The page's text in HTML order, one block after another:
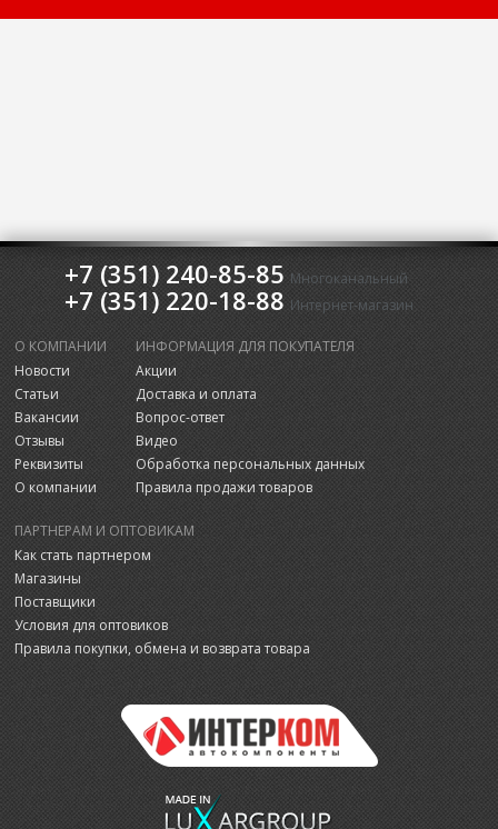
+7 (351) 240-85-85 Многоканальный
+7 (351) 220-18-88 Интернет-магазин
О КОМПАНИИ
Новости
Статьи
Вакансии
Отзывы
Реквизиты
О компании
ИНФОРМАЦИЯ ДЛЯ ПОКУПАТЕЛЯ
Акции
Доставка и оплата
Вопрос-ответ
Видео
Обработка персональных данных
Правила продажи товаров
ПАРТНЕРАМ И ОПТОВИКАМ
Как стать партнером
Магазины
Поставщики
Условия для оптовиков
Правила покупки, обмена и возврата товара